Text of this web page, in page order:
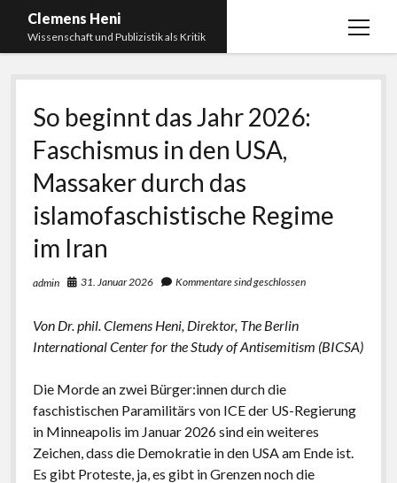
Clemens Heni
Wissenschaft und Publizistik als Kritik
Menü
Blog
Kontakt
Bücher Menü
öffnen
2025: Was bedeutet: Aufarbeitung der Corona-
Politik?
2023: Pandemic Turn – Antisemitismusforschung
und Corona
2021: Die unheilbar Gesunden. Ein intellektuelles
Apartheid
gebildet, christlich, muslimisch, lechts, rinks,
postkolonial, romantisch, patriotisch: deutsch
2017: Eine Alternative zu Deutschland. Essays
2014: Kritische Theorie und Israel
Curriculum Vitae
Edition Critic
BICSA
Datenschutz
So beginnt das Jahr 2026:
Faschismus in den USA,
Massaker durch das
islamofaschistische Regime
im Iran
admin 31. Januar 2026 Kommentare sind geschlossen
Von Dr. phil. Clemens Heni, Direktor, The Berlin
International Center for the Study of Antisemitism (BICSA)
Die Morde an zwei Bürger:innen durch die
faschistischen Paramilitärs von ICE der US-Regierung
in Minneapolis im Januar 2026 sind ein weiteres
Zeichen, dass die Demokratie in den USA am Ende ist.
Es gibt Proteste, ja, es gibt in Grenzen noch die